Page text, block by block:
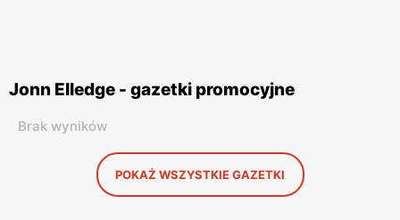
Jonn Elledge - gazetki promocyjne
Brak wyników
POKAŻ WSZYSTKIE GAZETKI